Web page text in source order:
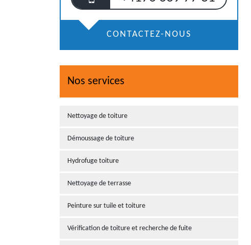
CONTACTEZ-NOUS
Nos services
Nettoyage de toiture
Démoussage de toiture
Hydrofuge toiture
Nettoyage de terrasse
Peinture sur tuile et toiture
Vérification de toiture et recherche de fuite